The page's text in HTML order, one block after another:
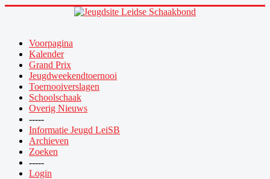
Voorpagina
Kalender
Grand Prix
Jeugdweekendtoernooi
Toernooiverslagen
Schoolschaak
Overig Nieuws
-----
Informatie Jeugd LeiSB
Archieven
Zoeken
-----
Login